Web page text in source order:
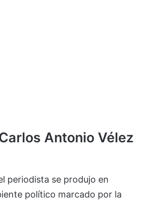
Antonio Vélez
periodista se produjo en
político marcado por la